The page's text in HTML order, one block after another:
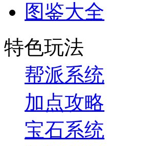
图鉴大全
特色玩法
帮派系统
加点攻略
宝石系统